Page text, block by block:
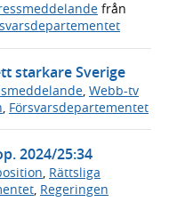
från
starkare Sverige
, Webb-tv
, Försvarsdepartementet
2024/25:34
Rättsliga
Regeringen